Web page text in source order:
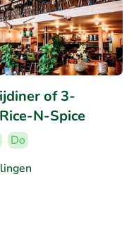
of 3-
N-Spice
Do